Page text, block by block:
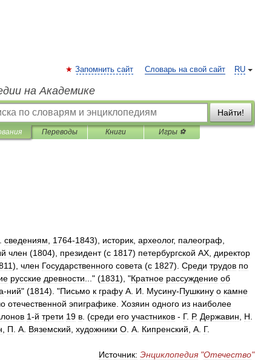
RU
Запомнить сайт Словарь на свой сайт
на Академике
Найти!
Переводы Книги Игры ⚽
сведениям 1764-1843), историк археолог, палеограф
член (1804), президент(с 1817) петербургской АХ директор
), член Государственного совета (с 1827). Среди трудов по
русские древности ..." (1831), "Кратное рассуждение об
-ний" (1814). "Письмо к графу А И Мусину-Пушкину о камне
отечественной эпиграфике Хозяин одного из наиболее
1-й трети 19 в . (среди его участников - Г. Р. Державин Н
П А Вяземский художники О А Кипренский А Г.
Источник: Энциклопедия "Отечество"